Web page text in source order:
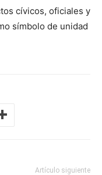
cívicos, oficiales y
símbolo de unidad
Artículo siguiente